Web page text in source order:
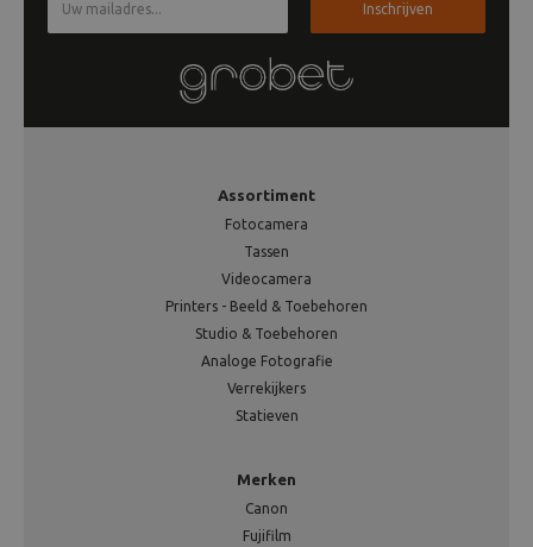
Inschrijven
Assortiment
Fotocamera
Tassen
Videocamera
Printers - Beeld & Toebehoren
Studio & Toebehoren
Analoge Fotografie
Verrekijkers
Statieven
Merken
Canon
Fujifilm